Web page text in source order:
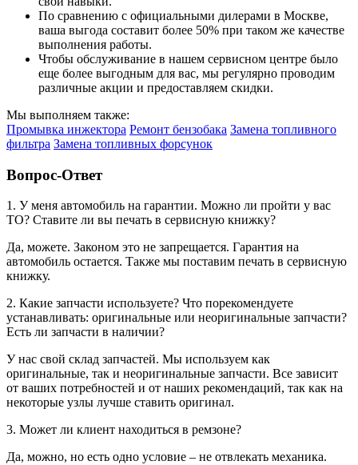
По сравнению с официальными дилерами в Москве,
ваша выгода составит более 50% при таком же качестве
выполнения работы.
Чтобы обслуживание в нашем сервисном центре было
еще более выгодным для вас, мы регулярно проводим
различные акции и предоставляем скидки.
Мы выполняем также:
Промывка инжектора Ремонт бензобака Замена топливного
фильтра Замена топливных форсунок
Вопрос-Ответ
1. У меня автомобиль на гарантии. Можно ли пройти у вас
ТО? Ставите ли вы печать в сервисную книжку?
Да, можете. Законом это не запрещается. Гарантия на
автомобиль остается. Также мы поставим печать в сервисную
книжку.
2. Какие запчасти используете? Что порекомендуете
устанавливать: оригинальные или неоригинальные запчасти?
Есть ли запчасти в наличии?
У нас свой склад запчастей. Мы используем как
оригинальные, так и неоригинальные запчасти. Все зависит
от ваших потребностей и от наших рекомендаций, так как на
некоторые узлы лучше ставить оригинал.
3. Может ли клиент находиться в ремзоне?
Да, можно, но есть одно условие – не отвлекать механика.